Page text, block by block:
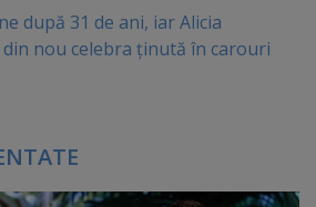
după 31 de ani, iar Alicia
nou celebra ținută în carouri